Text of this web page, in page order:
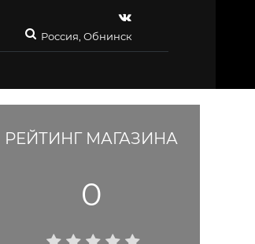
Россия, Обнинск
РЕЙТИНГ МАГАЗИНА
0